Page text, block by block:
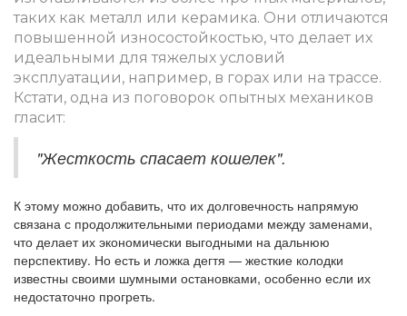
таких как металл или керамика. Они отличаются
повышенной износостойкостью, что делает их
идеальными для тяжелых условий
эксплуатации, например, в горах или на трассе.
Кстати, одна из поговорок опытных механиков
гласит:
"Жесткость спасает кошелек".
К этому можно добавить, что их долговечность напрямую
связана с продолжительными периодами между заменами,
что делает их экономически выгодными на дальнюю
перспективу. Но есть и ложка дегтя — жесткие колодки
известны своими шумными остановками, особенно если их
недостаточно прогреть.